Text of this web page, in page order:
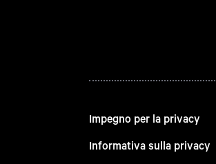
Impegno per la privacy
Informativa sulla privacy